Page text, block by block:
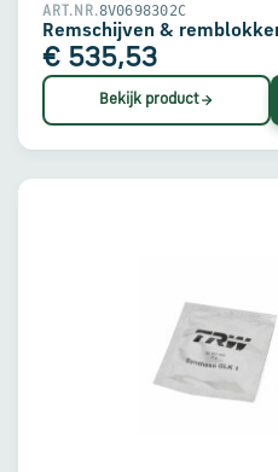
ART.NR.8V0698302C
Remschijven &
€ 535,53
Bekijk product